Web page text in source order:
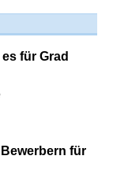
für Grad
für